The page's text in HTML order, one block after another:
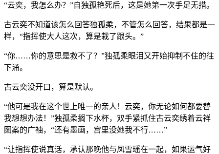
“云奕，我怎么办？”自独孤艳死后，这是她第一次手足无措。
古云奕不知道该怎么回答独孤柔，不管怎么回答，结果都是一
样，“指挥使大人这次，算是栽了跟头。”
“你……你的意思是救不了？”独孤柔眼泪又开始抑制不住的往
下涌。
古云奕没开口，算是默认。
“他可是我在这个世上唯一的亲人！云奕，你无论如何都要替
我想想办法！”独孤柔搁下水杯，双手紧抓住古云奕绣着云祥
图案的广袖，“还有墨画，宫里没她我不行……”
“让指挥使说真话，承认那晚他与凤雪瑶在一起，如果运气好